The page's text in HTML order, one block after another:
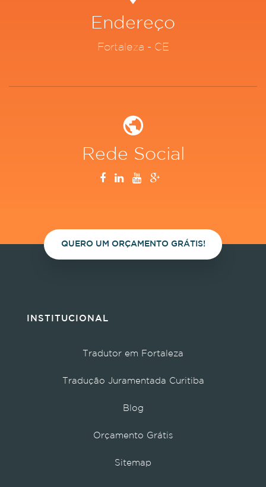
Endereço
Fortaleza - CE
Rede Social
QUERO UM ORÇAMENTO GRÁTIS!
INSTITUCIONAL
Tradutor em Fortaleza
Tradução Juramentada Curitiba
Blog
Orçamento Grátis
Sitemap